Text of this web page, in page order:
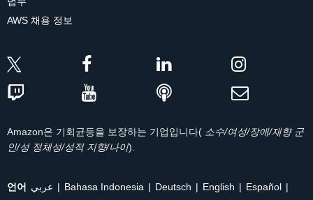
AWS 채용 정보
Amazon은 기회균등을 보장하는 기업입니다( 소수/여성/장애/재향 군
인/성 정체성/성적 지향/나이).
언어 عربي Bahasa Indonesia Deutsch English
Español